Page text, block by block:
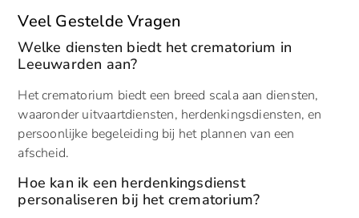
Veel Gestelde Vragen
Welke diensten biedt het crematorium in
Leeuwarden aan?
Het crematorium biedt een breed scala aan diensten,
waaronder uitvaartdiensten, herdenkingsdiensten, en
persoonlijke begeleiding bij het plannen van een
afscheid.
Hoe kan ik een herdenkingsdienst
personaliseren bij het crematorium?